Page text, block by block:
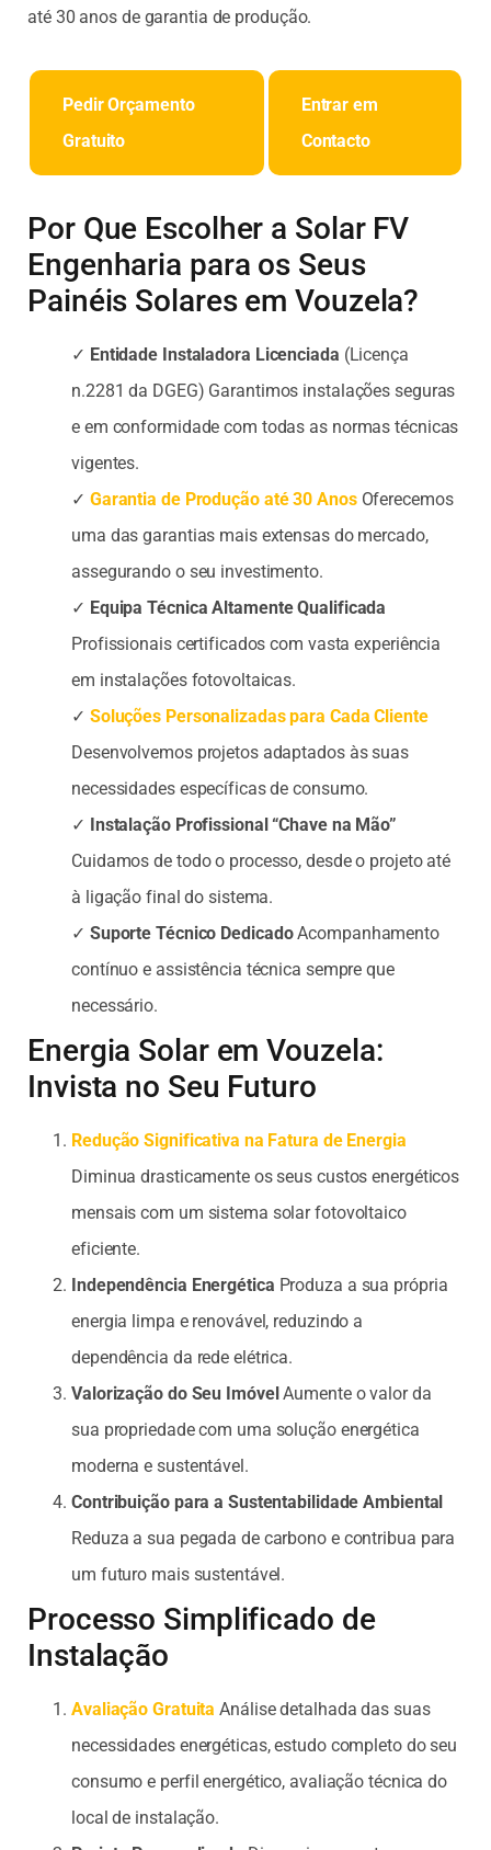
até 30 anos de garantia de produção.
Pedir Orçamento
Gratuito
Entrar em
Contacto
Por Que Escolher a Solar FV
Engenharia para os Seus
Painéis Solares em Vouzela?
✓ Entidade Instaladora Licenciada (Licença
n.2281 da DGEG) Garantimos instalações seguras
e em conformidade com todas as normas técnicas
vigentes.
✓ Garantia de Produção até 30 AnosOferecemos
uma das garantias mais extensas do mercado,
assegurando o seu investimento.
✓ Equipa Técnica Altamente Qualificada
Profissionais certificados com vasta experiência
em instalações fotovoltaicas.
✓ Soluções Personalizadas para Cada Cliente
Desenvolvemos projetos adaptados às suas
necessidades específicas de consumo.
✓ Instalação Profissional “Chave na Mão”
Cuidamos de todo o processo, desde o projeto até
à ligação final do sistema.
✓ Suporte Técnico DedicadoAcompanhamento
contínuo e assistência técnica sempre que
necessário.
Energia Solar em Vouzela:
Invista no Seu Futuro
Redução Significativa na Fatura de Energia
Diminua drasticamente os seus custos energéticos
mensais com um sistema solar fotovoltaico
eficiente.
Independência Energética Produza a sua própria
energia limpa e renovável, reduzindo a
dependência da rede elétrica.
Valorização do Seu ImóvelAumente o valor da
sua propriedade com uma solução energética
moderna e sustentável.
Contribuição para a Sustentabilidade Ambiental
Reduza a sua pegada de carbono e contribua para
um futuro mais sustentável.
Processo Simplificado de
Instalação
Avaliação Gratuita Análise detalhada das suas
necessidades energéticas, estudo completo do seu
consumo e perfil energético, avaliação técnica do
local de instalação.